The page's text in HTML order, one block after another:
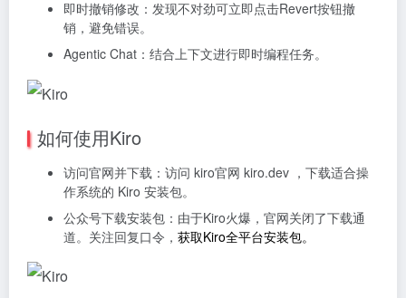
即时撤销修改：发现不对劲可立即点击Revert按钮撤
销，避免错误。
Agentic Chat ：结合上下文进行即时编程任务。
如何使用Kiro
访问官网并下载：访问 kiro官网 kiro.dev ，下载适合操
作系统的 Kiro 安装包。
公众号下载安装包：由于Kiro火爆，官网关闭了下载通
道。关注回复口令， 获取Kiro全平台安装包。